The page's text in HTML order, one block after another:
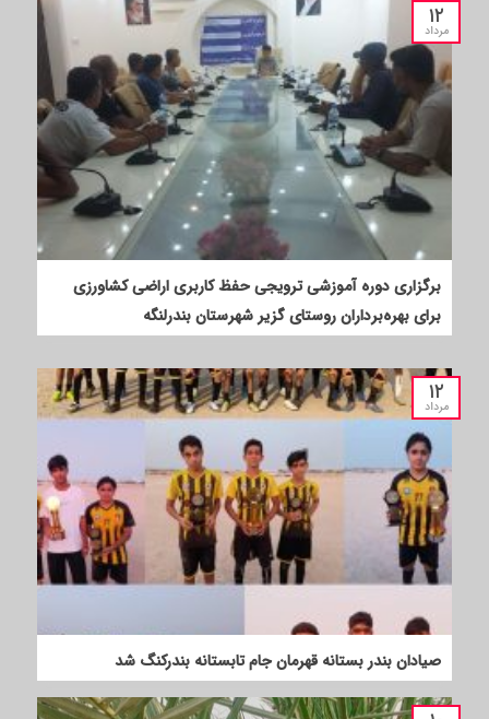
۱۲
مرداد
برگزاری دوره آموزشی ترویجی حفظ کاربری اراضی کشاورزی
برای بهره‌برداران روستای گزیر شهرستان بندرلنگه
۱۲
مرداد
صیادان بندر بستانه قهرمان جام تابستانه بندرکنگ شد